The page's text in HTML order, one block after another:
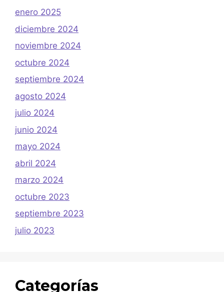
enero 2025
diciembre 2024
noviembre 2024
octubre 2024
septiembre 2024
agosto 2024
julio 2024
junio 2024
mayo 2024
abril 2024
marzo 2024
octubre 2023
septiembre 2023
julio 2023
Categorías